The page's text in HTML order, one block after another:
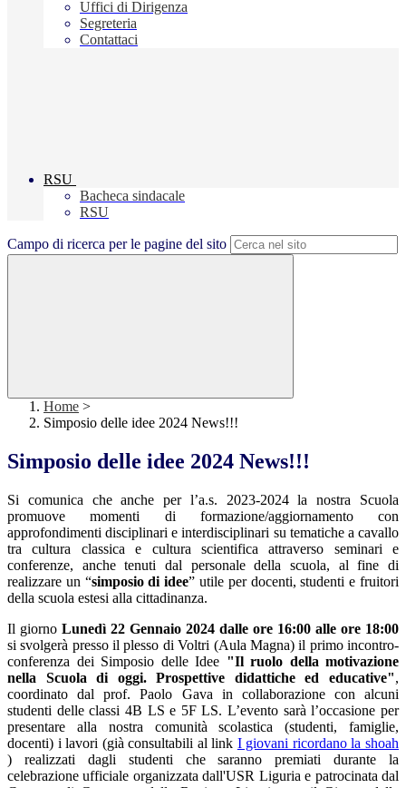
Uffici di Dirigenza
Segreteria
Contattaci
RSU
Bacheca sindacale
RSU
Campo di ricerca per le pagine del sito
Home >
Simposio delle idee 2024 News!!!
Simposio delle idee 2024 News!!!
Si comunica che anche per l’a.s. 2023-2024 la nostra Scuola
promuove momenti di formazione/aggiornamento con
approfondimenti disciplinari e interdisciplinari su tematiche a cavallo
tra cultura classica e cultura scientifica attraverso seminari e
conferenze, anche tenuti dal personale della scuola, al fine di
realizzare un “simposio di idee” utile per docenti, studenti e fruitori
della scuola estesi alla cittadinanza.
Il giorno Lunedì 22 Gennaio 2024 dalle ore 16:00 alle ore 18:00
si svolgerà presso il plesso di Voltri (Aula Magna) il primo incontro-
conferenza dei Simposio delle Idee "Il ruolo della motivazione
nella Scuola di oggi. Prospettive didattiche ed educative",
coordinato dal prof. Paolo Gava in collaborazione con alcuni
studenti delle classi 4B LS e 5F LS. L’evento sarà l’occasione per
presentare alla nostra comunità scolastica (studenti, famiglie,
docenti) i lavori (già consultabili al link I giovani ricordano la shoah
) realizzati dagli studenti che saranno premiati durante la
celebrazione ufficiale organizzata dall'USR Liguria e patrocinata dal